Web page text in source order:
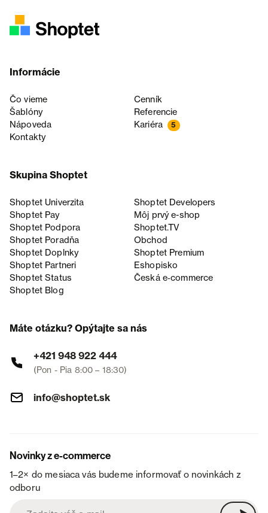
Informácie
Čo vieme
Cenník
Šablóny
Referencie
Nápoveda
Kariéra 5
Kontakty
Skupina Shoptet
Shoptet Univerzita
Shoptet Developers
Shoptet Pay
Môj prvý e-shop
Shoptet Podpora
Shoptet.TV
Shoptet Poradňa
Obchod
Shoptet Doplnky
Shoptet Premium
Shoptet Partneri
Eshopisko
Shoptet Status
Česká e‑commerce
Shoptet Blog
Máte otázku? Opýtajte sa nás
+421 948 922 444
(Pon - Pia 8:00 – 18:30)
info@shoptet.sk
Novinky z e-commerce
1–2× do mesiaca vás budeme informovať o novinkách z
odboru